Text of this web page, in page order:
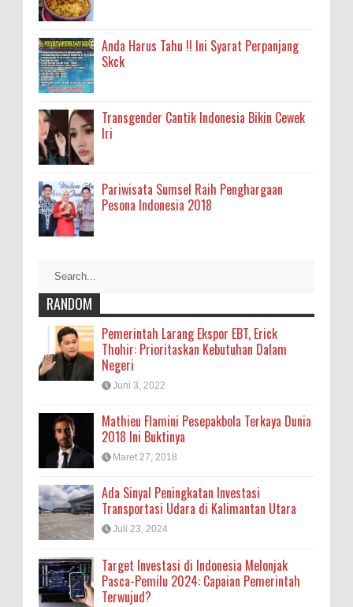
Anda Harus Tahu !! Ini Syarat Perpanjang
Skck
Transgender Cantik Indonesia Bikin Cewek
Iri
Pariwisata Sumsel Raih Penghargaan
Pesona Indonesia 2018
RANDOM
Pemerintah Larang Ekspor EBT, Erick
Thohir: Prioritaskan Kebutuhan Dalam
Negeri
Juni 3, 2022
Mathieu Flamini Pesepakbola Terkaya Dunia
2018 Ini Buktinya
Maret 27, 2018
Ada Sinyal Peningkatan Investasi
Transportasi Udara di Kalimantan Utara
Juli 23, 2024
Target Investasi di Indonesia Melonjak
Pasca-Pemilu 2024: Capaian Pemerintah
Terwujud?